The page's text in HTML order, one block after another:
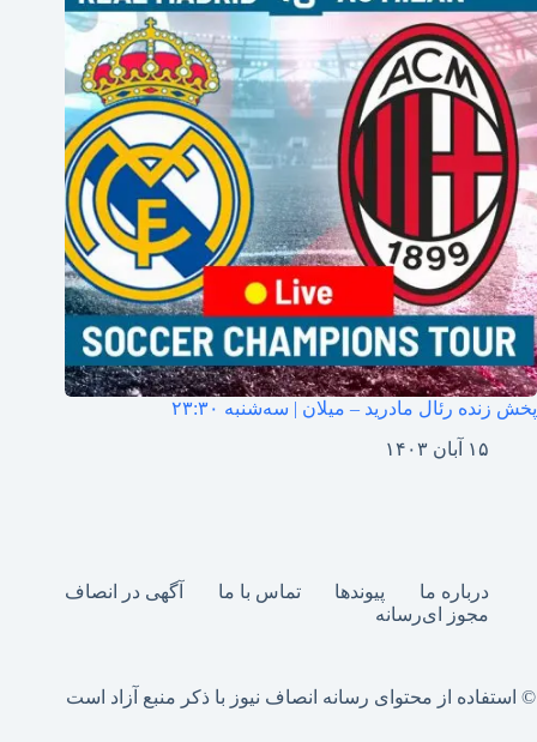
پخش زنده رئال مادرید – میلان | سه‌شنبه ۲۳:۳۰
۱۵ آبان ۱۴۰۳
درباره ما پیوندها تماس با ما
آگهی در انصاف
مجوز ای‌رسانه
© استفاده از محتوای رسانه انصاف نیوز با ذکر منبع آزاد است